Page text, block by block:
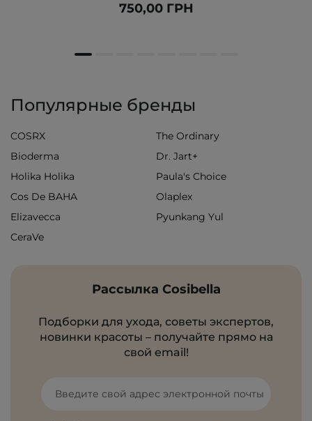
750,00 ГРН
Популярные бренды
COSRX
The Ordinary
Bioderma
Dr. Jart+
Holika Holika
Paula's Choice
Cos De BAHA
Olaplex
Elizavecca
Pyunkang Yul
CeraVe
Рассылка Cosibella
Подборки для ухода, советы экспертов,
новинки красоты – получайте прямо на
свой email!
Введите свой адрес электронной почты